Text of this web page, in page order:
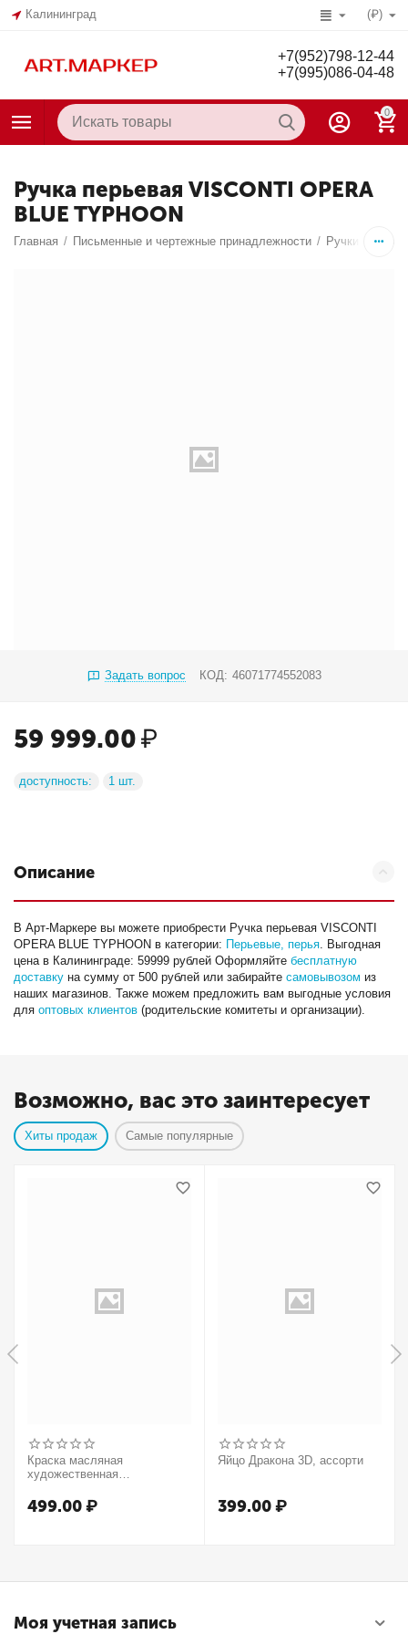
Калининград (₽)
+7(952)798-12-44
+7(995)086-04-48
0
Ручка перьевая VISCONTI OPERA
BLUE TYPHOON
Главная / Письменные и чертежные принадлежности / Ручки
Задать вопрос КОД: 46071774552083
59 999.00₽
доступность: 1 шт.
Описание
В Арт-Маркере вы можете приобрести Ручка перьевая VISCONTI
OPERA BLUE TYPHOON в категории: Перьевые, перья. Выгодная
цена в Калининграде: 59999 рублей Оформляйтебесплатную
доставку на сумму от 500 рублей или забирайтесамовывозом из
наших магазинов. Также можем предложить вам выгодные условия
дляоптовых клиентов (родительские комитеты и организации).
Возможно, вас это заинтересует
Хиты продаж Самые популярные
Краска масляная
художественная
37мл, туба, оранжевый
499.00₽
Яйцо Дракона 3D, ассорти
399.00₽
Моя учетная запись